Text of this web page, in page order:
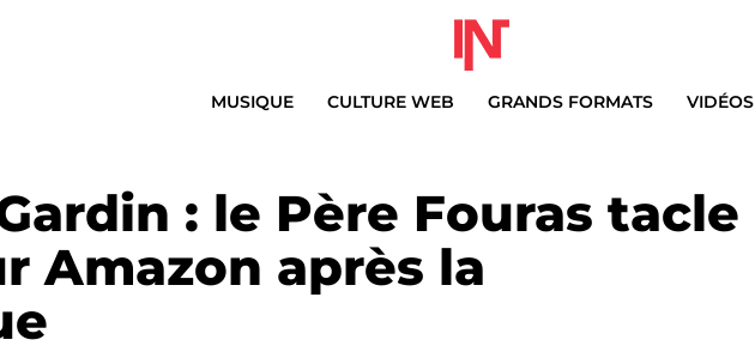
MUSIQUE CULTURE WEB GRANDS FORMATS VIDÉOS
: le Père Fouras tacle
Amazon après la